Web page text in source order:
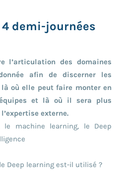
4 demi-journées
l’articulation des domaines
afin de discerner les
où elle peut faire monter en
et là où il sera plus
externe.
le machine learning, le Deep
Deep learning est-il utilisé ?